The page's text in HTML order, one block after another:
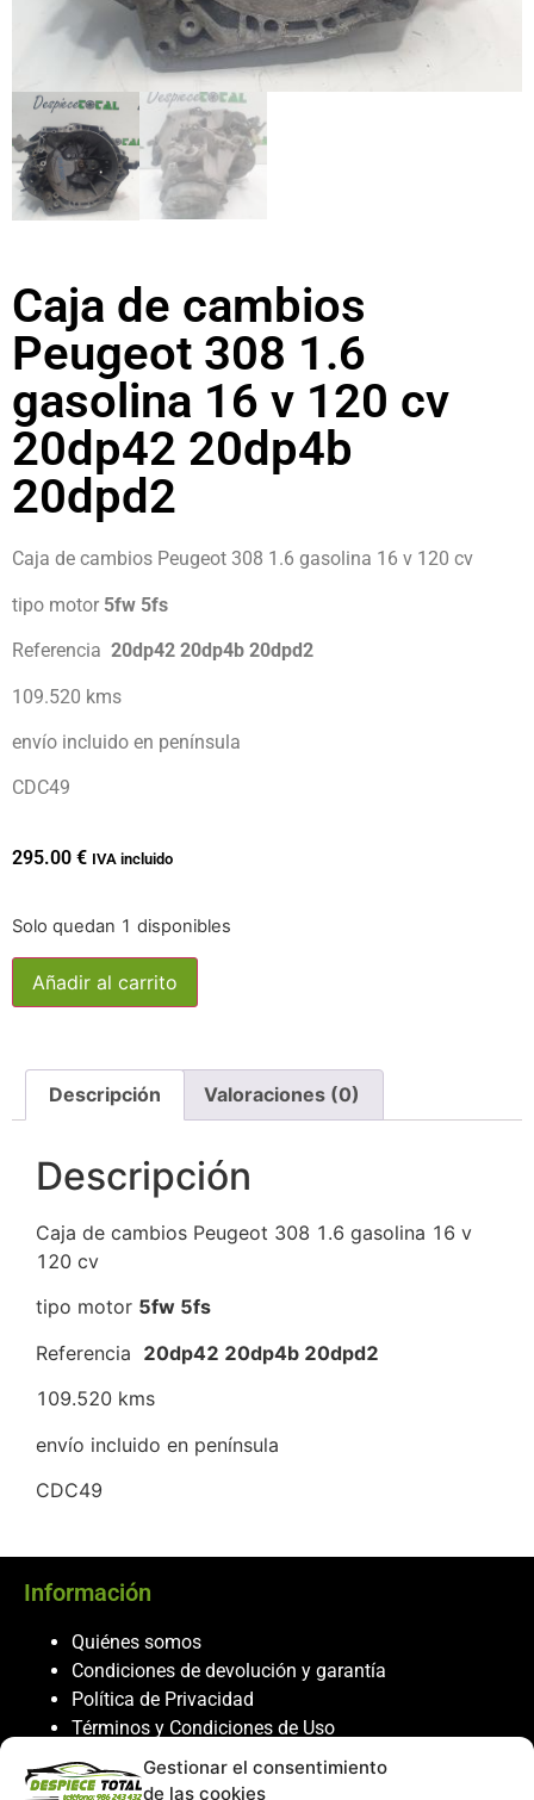
Gestionar el consentimiento
de las cookies
Caja de cambios
Peugeot 308 1.6
gasolina 16 v 120 cv
20dp42 20dp4b
20dpd2
Caja de cambios Peugeot 308 1.6 gasolina 16 v 120 cv
tipo motor 5fw 5fs
Referencia 20dp42 20dp4b 20dpd2
109.520 kms
envío incluido en península
CDC49
295.00 € IVA incluido
Solo quedan 1 disponibles
Añadir al carrito
Descripción Valoraciones (0)
Descripción
Caja de cambios Peugeot 308 1.6 gasolina 16 v
120 cv
tipo motor 5fw 5fs
Referencia 20dp42 20dp4b 20dpd2
109.520 kms
envío incluido en península
CDC49
Información
Quiénes somos
Condiciones de devolución y garantía
Política de Privacidad
Términos y Condiciones de Uso
Política de Cookies